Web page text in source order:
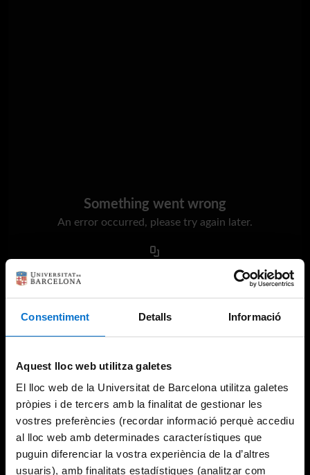
Consentiment Detalls Informació
Aquest lloc web utilitza galetes
El lloc web de la Universitat de Barcelona utilitza galetes
pròpies i de tercers amb la finalitat de gestionar les
vostres preferències (recordar informació perquè accediu
al lloc web amb determinades característiques que
puguin diferenciar la vostra experiència de la d’altres
usuaris), amb finalitats estadístiques (analitzar com
Something went wrong
An error occurred, please try again later.